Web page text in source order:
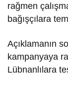
rağmen
bağışçılara
Açıklamanın
kampanyaya
Lübnanlılara